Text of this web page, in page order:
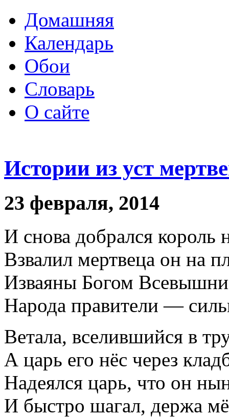
Домашняя
Календарь
Обои
Словарь
О сайте
Истории из уст
23 февраля, 2014
И снова добрался король
Взвалил мертвеца он на
Изваяны Богом
Народа правители —
Ветала, вселившийся в
А царь его нёс через
Надеялся царь, что он
И быстро шагал, держа